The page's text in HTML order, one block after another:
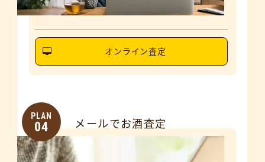
オンライン査定
PLAN
04 メールでお酒査定